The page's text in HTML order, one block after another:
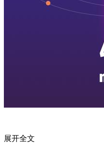
展开全文